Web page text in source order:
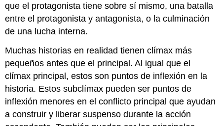
que el protagonista tiene sobre sí mismo, una batalla
entre el protagonista y antagonista, o la culminación
de una lucha interna.
Muchas historias en realidad tienen clímax más
pequeños antes que el principal. Al igual que el
clímax principal, estos son puntos de inflexión en la
historia. Estos subclímax pueden ser puntos de
inflexión menores en el conflicto principal que ayudan
a construir y liberar suspenso durante la acción